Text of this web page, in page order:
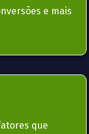
e mais
que